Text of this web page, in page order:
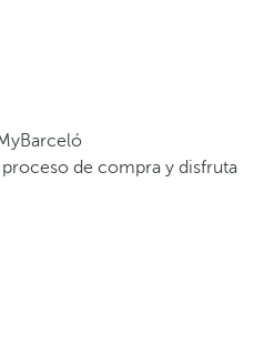
de compra y disfruta